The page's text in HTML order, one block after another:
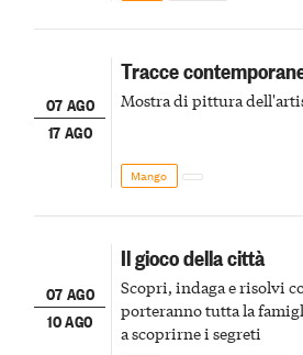
07 AGO
17 AGO
Tracce
Mostra di pittura
Mango
07 AGO
10 AGO
Il gioco della città
Scopri, indaga e risolvi
porteranno tutta la
a scoprirne i segreti